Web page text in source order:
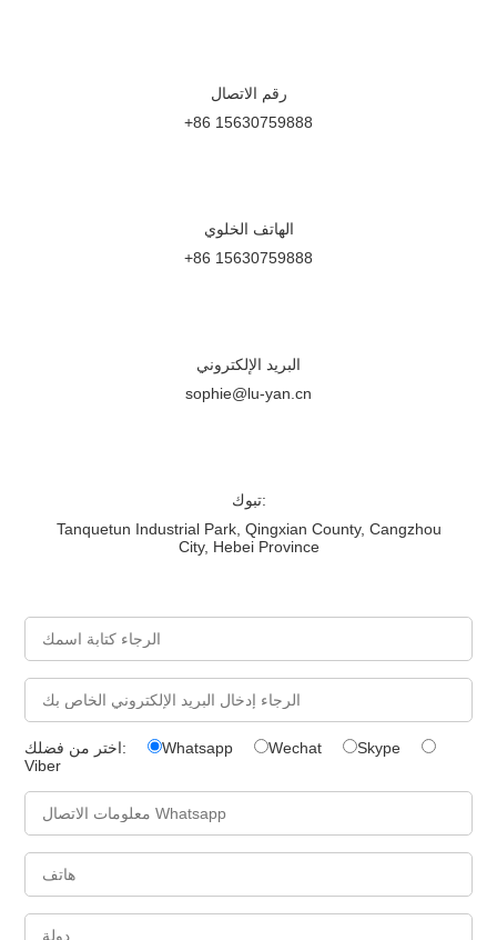
رقم الاتصال
+86 15630759888
الهاتف الخلوي
+86 15630759888
البريد الإلكتروني
sophie@lu-yan.cn
تبوك:
Tanquetun Industrial Park, Qingxian County, Cangzhou
City, Hebei Province
اختر من فضلك: Whatsapp Wechat
Skype
Viber